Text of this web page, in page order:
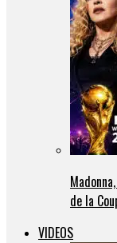
de la
VIDEOS